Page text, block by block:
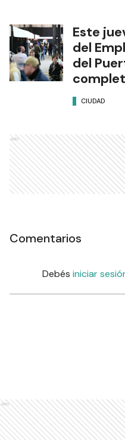
Este
del
del
CIUDAD
Ads
Comentarios
Debés iniciar
Ads